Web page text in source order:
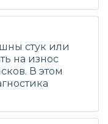
стук или
на износ
В этом